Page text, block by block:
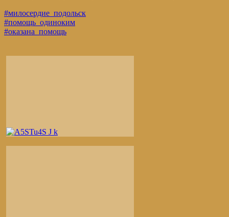
#милосердие_подольск
#помощь_одиноким
#оказана_помощь